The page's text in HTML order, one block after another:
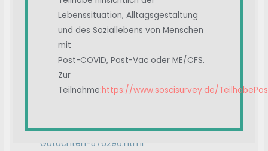
Erkrankung nach Corona-Impfung - Gericht
fordert Gutachten, https://www.t-
online.de/finanzen/boerse/ticker/erkrankun
g-nach-corona-impfung-gericht-fordert-
gutachten/0DB30800B679EC9E/
Erkrankung nach Corona-Impfung - Gericht
fordert Gutachten,
Corona-Impfung-Gericht-fordert-
Gutachten-576296.html
Lebenssituation, Alltagsgestaltung
und des Soziallebens von Menschen
mit
Post-COVID, Post-Vac oder ME/CFS.
Zur
Teilnahme:https://www.soscisurvey.de/